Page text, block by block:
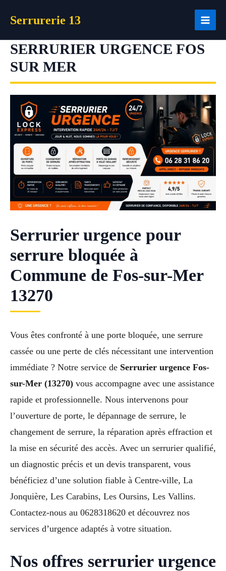
Serrurerie 13
SERRURIER URGENCE FOS
SUR MER
Serrurier urgence pour
serrure bloquée à
Commune de Fos-sur-Mer
13270
Vous êtes confronté à une porte bloquée, une serrure
cassée ou une perte de clés nécessitant une intervention
immédiate ? Notre service de Serrurier urgence Fos-
sur-Mer (13270) vous accompagne avec une assistance
rapide et professionnelle. Nous intervenons pour
l’ouverture de porte, le dépannage de serrure, le
changement de serrure, la réparation après effraction et
la mise en sécurité des accès. Avec un serrurier qualifié,
un diagnostic précis et un devis transparent, vous
bénéficiez d’une solution fiable à Centre-ville, La
Jonquière, Les Carabins, Les Oursins, Les Vallins.
Contactez-nous au 0628318620 et découvrez nos
services d’urgence adaptés à votre situation.
Nos offres serrurier urgence